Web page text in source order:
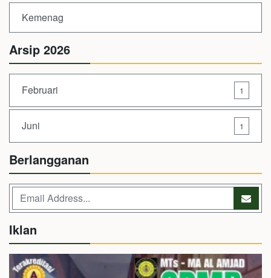
Kemenag
Arsip 2026
Februari 1
Juni 1
Berlangganan
Iklan